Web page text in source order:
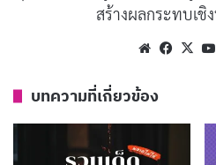
บทความที่เกี่ยวข้อง
Specialty
Specialty
พฤษภาคม 8, 2025
50 เมนูชาตรามื
สร้างผลกระทบเชิ
Website X
บทความที่เกี่ยวข้อง